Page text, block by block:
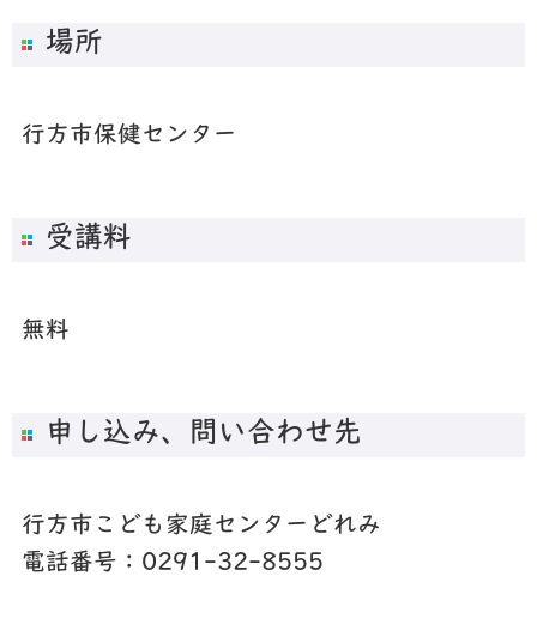
場所
行方市保健センター
受講料
無料
申し込み、問い合わせ先
行方市こども家庭センターどれみ
電話番号：0291-32-8555